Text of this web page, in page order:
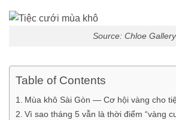
Source: Chloe Gallery
Table of Contents
Mùa khô Sài Gòn — Cơ hội vàng cho
Vì sao tháng 5 vẫn là thời điểm “vàng